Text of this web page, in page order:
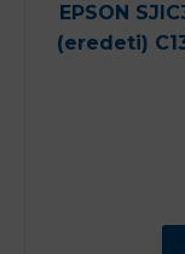
EPSON
(eredeti)